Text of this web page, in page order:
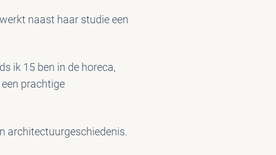
naast haar studie een
ik 15 ben in de horeca,
prachtige
architectuurgeschiedenis.